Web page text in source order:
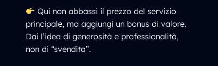
Qui non abbassi il prezzo del servizio
principale, ma aggiungi un bonus di valore.
Dai l’idea di generosità e professionalità,
non di “svendita”.